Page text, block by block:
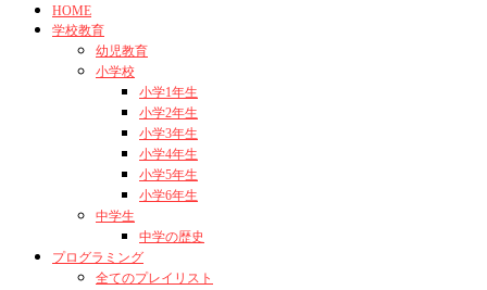
HOME
学校教育
幼児教育
小学校
小学1年生
小学2年生
小学3年生
小学4年生
小学5年生
小学6年生
中学生
中学の歴史
プログラミング
全てのプレイリスト